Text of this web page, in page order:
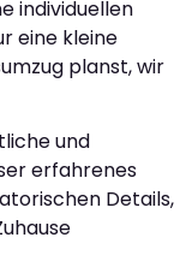
individuellen
eine kleine
planst, wir
und
erfahrenes
Details,